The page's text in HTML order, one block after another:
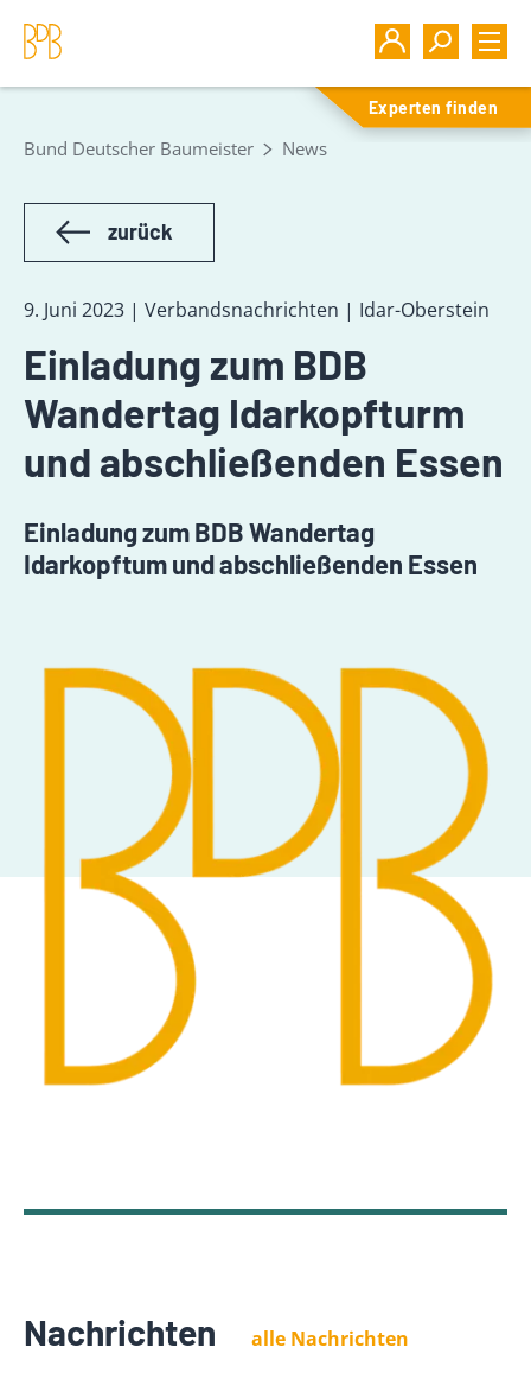
Experten finden
Bund Deutscher Baumeister News
zurück
9. Juni 2023 | Verbandsnachrichten | Idar-Oberstein
Einladung zum BDB
Wandertag Idarkopfturm
und abschließenden Essen
Einladung zum BDB Wandertag
Idarkopftum und abschließenden Essen
Nachrichten alle Nachrichten